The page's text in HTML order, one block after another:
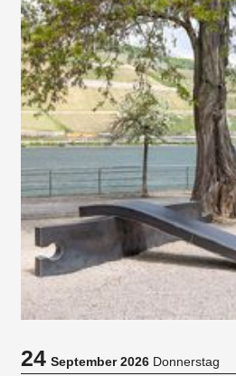
24September 2026 Donnerstag